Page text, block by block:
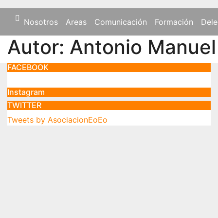
Nosotros Areas Comunicación Formación
Autor: Antonio
FACEBOOK
Instagram
TWITTER
Tweets by AsociacionEoEo